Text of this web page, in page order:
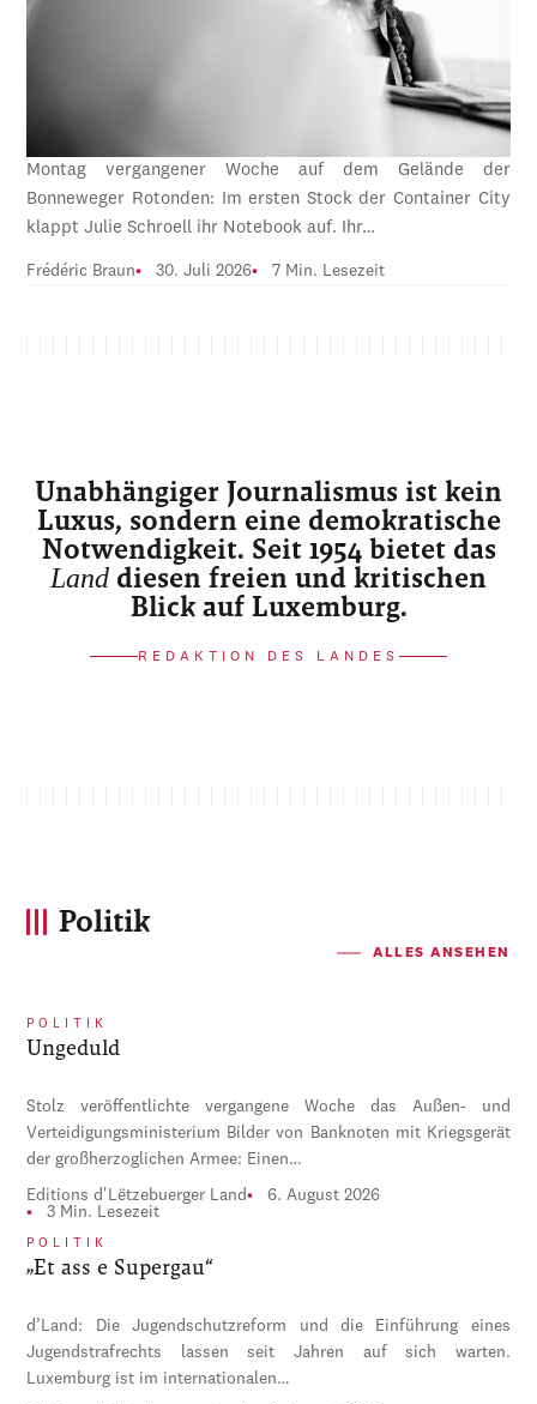
Montag vergangener Woche auf dem Gelände der
Bonneweger Rotonden: Im ersten Stock der Container City
klappt Julie Schroell ihr Notebook auf. Ihr…
Frédéric Braun 30. Juli 2026 7 Min. Lesezeit
Unabhängiger Journalismus ist kein
Luxus, sondern eine demokratische
Notwendigkeit. Seit 1954 bietet das
Land diesen freien und kritischen
Blick auf Luxemburg.
REDAKTION DES LANDES
Politik
ALLES ANSEHEN
POLITIK
Ungeduld
Stolz veröffentlichte vergangene Woche das Außen- und
Verteidigungsministerium Bilder von Banknoten mit Kriegsgerät
der großherzoglichen Armee: Einen…
Editions d'Lëtzebuerger Land
6. August 2026
3 Min. Lesezeit
POLITIK
„Et ass e Supergau“
d’Land: Die Jugendschutzreform und die Einführung eines
Jugendstrafrechts lassen seit Jahren auf sich warten.
Luxemburg ist im internationalen…